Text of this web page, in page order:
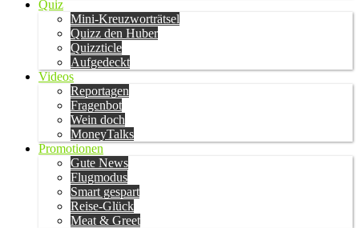
Quiz
Mini-Kreuzworträtsel
Quizz den Huber
Quizzticle
Aufgedeckt
Videos
Reportagen
Fragenbot
Wein doch
MoneyTalks
Promotionen
Gute News
Flugmodus
Smart gespart
Reise-Glück
Meat & Greet